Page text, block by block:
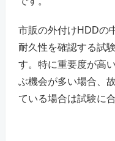
市販の外付けHDDの
耐久性を確認する試
す。特に重要度が高
ぶ機会が多い場合、
ている場合は試験に